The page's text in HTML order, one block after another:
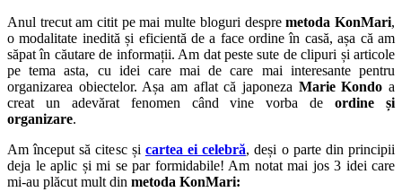
Anul trecut am citit pe mai multe bloguri despremetoda KonMari,
o modalitate inedită și eficientă de a face ordine în casă, așa că am
săpat în căutare de informații. Am dat peste sute de clipuri și articole
pe tema asta, cu idei care mai de care mai interesante pentru
organizarea obiectelor. Așa am aflat că japoneza Marie Kondo a
creat un adevărat fenomen când vine vorba deordine și
organizare.
Am început să citesc și cartea ei celebră, deși o parte din principii
deja le aplic și mi se par formidabile! Am notat mai jos 3 idei care
mi-au plăcut mult din metoda KonMari: